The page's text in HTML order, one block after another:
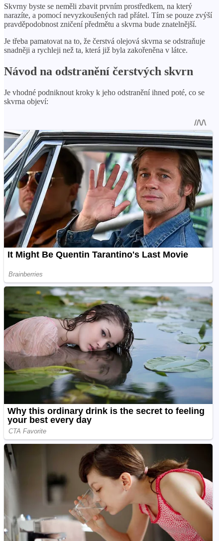
Skvrny byste se neměli zbavit prvním prostředkem, na který
narazíte, a pomocí nevyzkoušených rad přátel. Tím se pouze zvýší
pravděpodobnost zničení předmětu a skvrna bude znatelnější.
Je třeba pamatovat na to, že čerstvá olejová skvrna se odstraňuje
snadněji a rychleji než ta, která již byla zakořeněna v látce.
Návod na odstranění čerstvých skvrn
Je vhodné podniknout kroky k jeho odstranění ihned poté, co se
skvrna objeví: